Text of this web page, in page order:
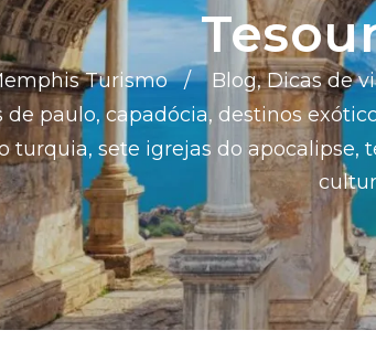
Turismo Blog, Dicas de
de paulo, capadócia, destinos
turquia, sete igrejas do apocalipse,